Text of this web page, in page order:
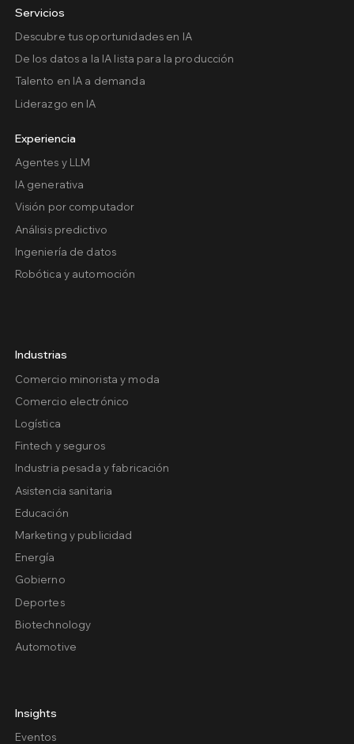
Servicios
Descubre tus oportunidades en IA
De los datos a la IA lista para la producción
Talento en IA a demanda
Liderazgo en IA
Experiencia
Agentes y LLM
IA generativa
Visión por computador
Análisis predictivo
Ingeniería de datos
Robótica y automoción
Industrias
Comercio minorista y moda
Comercio electrónico
Logística
Fintech y seguros
Industria pesada y fabricación
Asistencia sanitaria
Educación
Marketing y publicidad
Energía
Gobierno
Deportes
Biotechnology
Automotive
Insights
Eventos